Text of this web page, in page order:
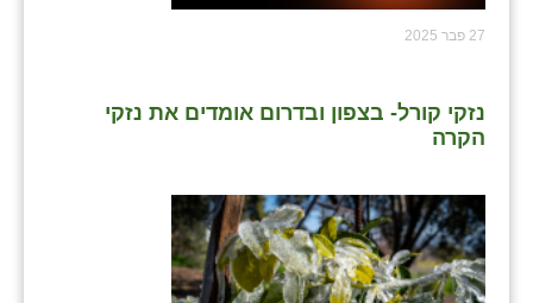
27 פבר 2025
נזקי קורל- בצפון ובדרום אומדים את נזקי
הקרה